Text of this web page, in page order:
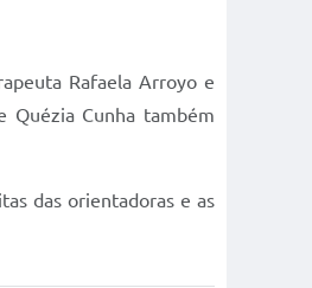
Rafaela Arroyo e
Quézia Cunha também
das orientadoras e as